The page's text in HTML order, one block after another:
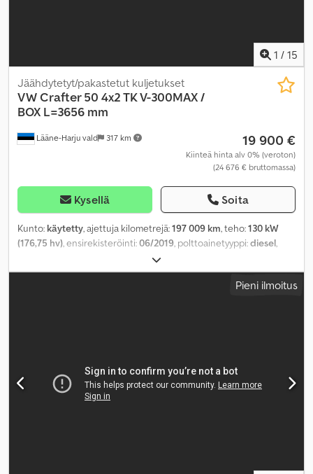
1 / 15
Lääne-Harju vald 317 km
Jäähdytetyt/pakastetut kuljetukset
VWCrafter 50 4x2 TK V-300MAX /
BOX L=3656 mm
19 900 €
Kiinteä hinta alv 0% (veroton)
(24 676 € bruttomassa)
Kysellä Soita
Kunto: käytetty, ajettuja kilometrejä:197 009 km, teho:130 kW
(176,75 hv), ensirekisteröinti:06/2019, polttoainetyyppi:diesel,
, akseliväli:3 640 mm
vaihteistotyyppi:automaattinen, päästöluokka:Euro 6, jousitus:
2 200 mm ,
Pieni ilmoitus